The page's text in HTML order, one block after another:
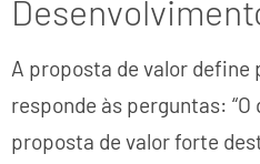
A proposta de valor define
responde às perguntas: “O
proposta de valor forte